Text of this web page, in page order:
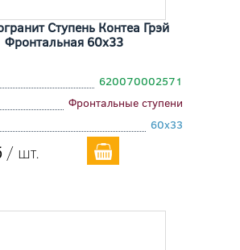
Ступень Контеа Грэй
Фронтальная 60x33
620070002571
Фронтальные ступени
60x33
/ шт.